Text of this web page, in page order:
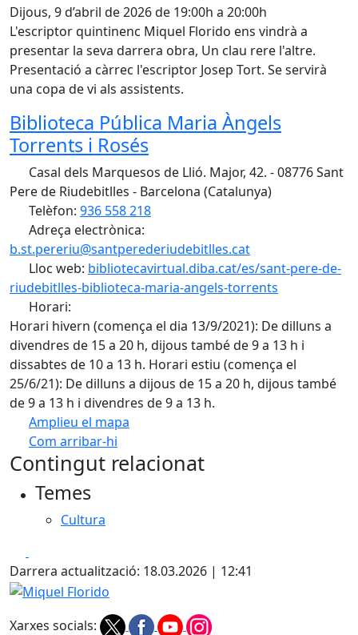
Dijous, 9 d’abril de 2026 de 19:00h a 20:00h
L'escriptor quintinenc Miquel Florido ens vindrà a
presentar la seva darrera obra, Un clau rere l'altre.
Presentació a càrrec l'escriptor Josep Tort. Se servirà
una copa de vi als assistents.
Biblioteca Pública Maria Àngels
Torrents i Rosés
Casal dels Marquesos de Llió. Major, 42. - 08776 Sant
Pere de Riudebitlles - Barcelona (Catalunya)
Telèfon: 936 558 218
Adreça electrònica:
b.st.pereriu@santperederiudebitlles.cat
Lloc web: bibliotecavirtual.diba.cat/es/sant-pere-de-
riudebitlles-biblioteca-maria-angels-torrents
Horari:
Horari hivern (comença el dia 13/9/2021): De dilluns a
divendres de 15 a 20 h, dijous també de 9 a 13 h i
dissabtes de 10 a 13 h. Horari estiu (comença el
25/6/21): De dilluns a dijous de 15 a 20 h, dijous també
de 9 a 13 h i divendres de 9 a 13 h.
Amplieu el mapa
Com arribar-hi
+
Contingut relacionat
Temes
Cultura
Darrera actualització: 18.03.2026 | 12:41
Miquel Florido
Xarxes socials: